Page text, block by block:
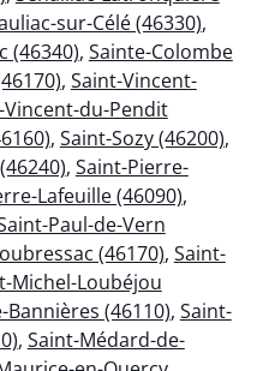
sur-Célé (46330),
(46340), Sainte-Colombe
, Saint-Vincent-
Vincent-du-Pendit
, Saint-Sozy (46200),
, Saint-Pierre-
Lafeuille (46090),
Paul-de-Vern
(46170), Saint-
Michel-Loubéjou
(46110), Saint-
, Saint-Médard-de-